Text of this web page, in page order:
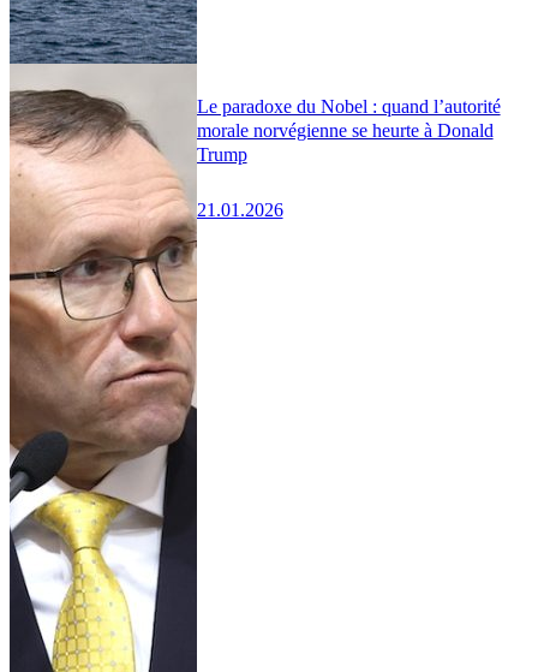
Le paradoxe du Nobel : quand l’autorité
morale norvégienne se heurte à Donald
Trump
21.01.2026